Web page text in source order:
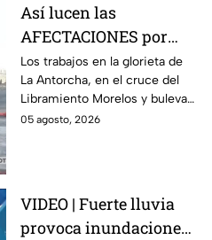
Así lucen las
AFECTACIONES por
obras sobre
Libramiento Morelos
de León: reabren
Insurgentes
Los trabajos en la glorieta de
La Antorcha, en el cruce del
Libramiento Morelos y bulevar
Insurgentes en León,
05 agosto, 2026
VIDEO | Fuerte lluvia
provoca inundaciones